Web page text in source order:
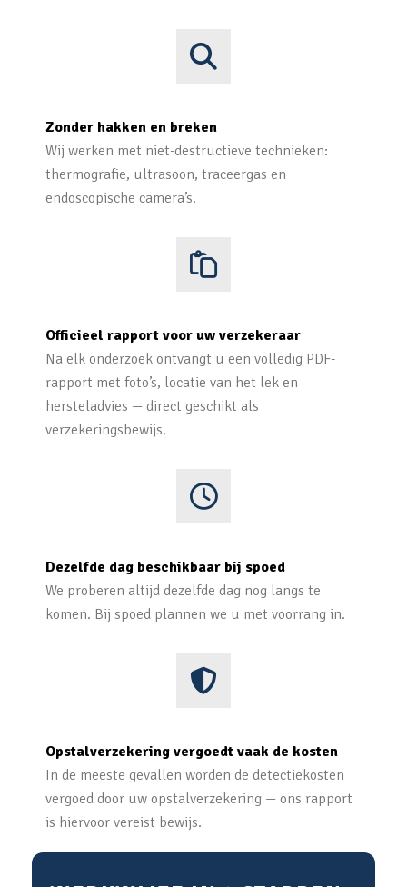
Zonder hakken en breken
Wij werken met niet-destructieve technieken:
thermografie, ultrasoon, traceergas en
endoscopische camera’s.
Officieel rapport voor uw verzekeraar
Na elk onderzoek ontvangt u een volledig PDF-
rapport met foto’s, locatie van het lek en
hersteladvies — direct geschikt als
verzekeringsbewijs.
Dezelfde dag beschikbaar bij spoed
We proberen altijd dezelfde dag nog langs te
komen. Bij spoed plannen we u met voorrang in.
Opstalverzekering vergoedt vaak de kosten
In de meeste gevallen worden de detectiekosten
vergoed door uw opstalverzekering — ons rapport
is hiervoor vereist bewijs.